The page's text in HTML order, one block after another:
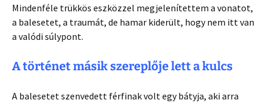
Mindenféle trükkös eszközzel megjelenítettem a vonatot,
a balesetet, a traumát, de hamar kiderült, hogy nem itt van
a valódi súlypont.
A történet másik szereplője lett a kulcs
A balesetet szenvedett férfinak volt egy bátyja, aki arra